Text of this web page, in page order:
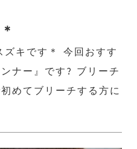
キです＊ 今回おすす
ナー』です? ブリーチ
めてブリーチする方に